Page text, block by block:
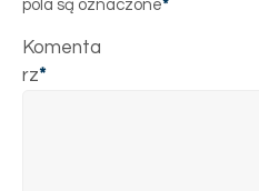
pola są oznaczone*
Komenta
rz*